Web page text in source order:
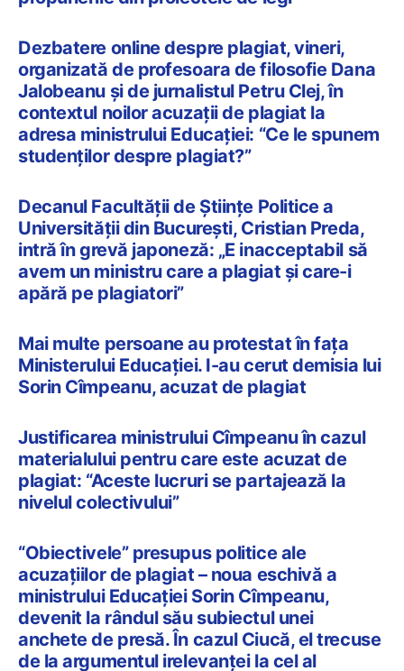
Dezbatere online despre plagiat, vineri,
organizată de profesoara de filosofie Dana
Jalobeanu și de jurnalistul Petru Clej, în
contextul noilor acuzații de plagiat la
adresa ministrului Educației: “Ce le spunem
studenților despre plagiat?”
Decanul Facultății de Științe Politice a
Universității din București, Cristian Preda,
intră în grevă japoneză: „E inacceptabil să
avem un ministru care a plagiat și care-i
apără pe plagiatori”
Mai multe persoane au protestat în fața
Ministerului Educației. I-au cerut demisia lui
Sorin Cîmpeanu, acuzat de plagiat
Justificarea ministrului Cîmpeanu în cazul
materialului pentru care este acuzat de
plagiat: “Aceste lucruri se partajează la
nivelul colectivului”
“Obiectivele” presupus politice ale
acuzațiilor de plagiat – noua eschivă a
ministrului Educației Sorin Cîmpeanu,
devenit la rândul său subiectul unei
anchete de presă. În cazul Ciucă, el trecuse
de la argumentul irelevanței la cel al